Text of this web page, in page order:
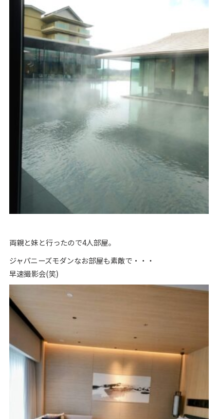
両親と妹と行ったので4人部屋。
ジャパニーズモダンなお部屋も素敵で・・・
早速撮影会(笑)